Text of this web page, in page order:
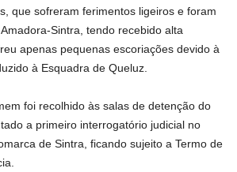
que sofreram ferimentos ligeiros e foram
Sintra, tendo recebido alta
apenas pequenas escoriações devido à
à Esquadra de Queluz.
foi recolhido às salas de detenção do
a primeiro interrogatório judicial no
de Sintra, ficando sujeito a Termo de